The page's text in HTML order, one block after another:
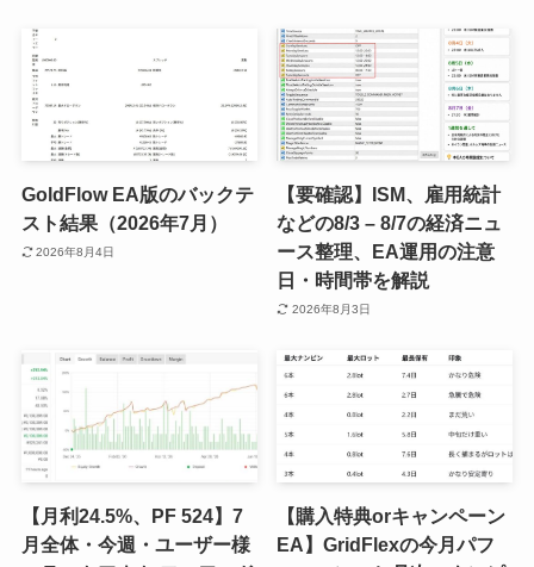
GoldFlow EA版のバックテ
スト結果（2026年7月）
2026年8月4日
【要確認】ISM、雇用統計
などの8/3 – 8/7の経済ニュ
ース整理、EA運用の注意
日・時間帯を解説
2026年8月3日
【月利24.5%、PF 524】7
月全体・今週・ユーザー様
【購入特典orキャンペーン
EA】GridFlexの今月パフ